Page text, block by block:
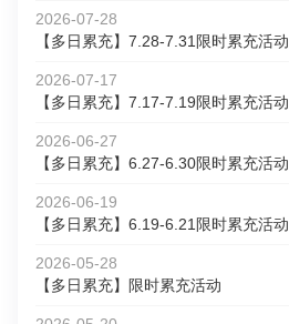
2026-07-28
【多日累充】7.28-7.31限时累充活动
2026-07-17
【多日累充】7.17-7.19限时累充活动
2026-06-27
【多日累充】6.27-6.30限时累充活动
2026-06-19
【多日累充】6.19-6.21限时累充活动
2026-05-28
【多日累充】限时累充活动